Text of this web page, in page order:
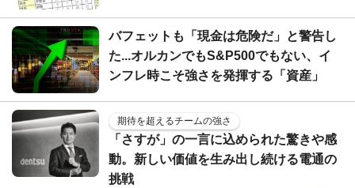
バフェットも「現金は危険だ」と警告し
た...オルカンでもS&P500でもない、イ
ンフレ時こそ強さを発揮する「資産」
期待を超えるチームの強さ
「さすが」の一言に込められた驚きや感
動。新しい価値を生み出し続ける電通の
挑戦